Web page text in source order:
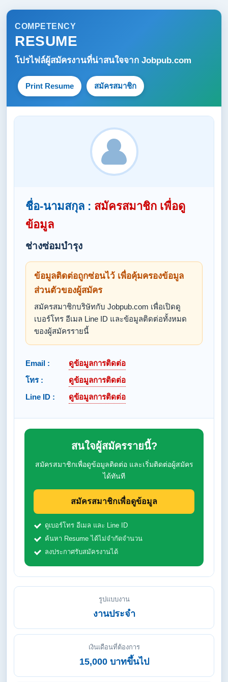
COMPETENCY
RESUME
โปรไฟล์ผู้สมัครงานที่น่าสนใจจาก Jobpub.com
Print Resume สมัครสมาชิก
ชื่อ-นามสกุล : สมัครสมาชิก เพื่อดู
ข้อมูล
ช่างซ่อมบำรุง
ข้อมูลติดต่อถูกซ่อนไว้ เพื่อคุ้มครองข้อมูล
ส่วนตัวของผู้สมัคร
สมัครสมาชิกบริษัทกับ Jobpub.com เพื่อเปิดดู
เบอร์โทร อีเมล Line ID และข้อมูลติดต่อทั้งหมด
ของผู้สมัครรายนี้
Email :
ดูข้อมูลการติดต่อ
โทร :
ดูข้อมูลการติดต่อ
Line ID :
ดูข้อมูลการติดต่อ
สนใจผู้สมัครรายนี้?
สมัครสมาชิกเพื่อดูข้อมูลติดต่อ และเริ่มติดต่อผู้สมัคร
ได้ทันที
สมัครสมาชิกเพื่อดูข้อมูล
ดูเบอร์โทร อีเมล และ Line ID
ค้นหา Resume ได้ไม่จำกัดจำนวน
ลงประกาศรับสมัครงานได้
รูปแบบงาน
งานประจำ
เงินเดือนที่ต้องการ
15,000 บาทขึ้นไป